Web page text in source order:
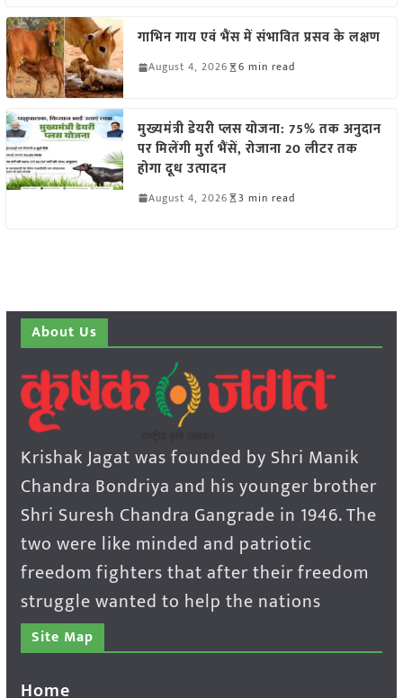
गाभिन गाय एवं भैंस में संभावित प्रसव के लक्षण
August 4, 2026 6 min read
मुख्यमंत्री डेयरी प्लस योजना: 75% तक अनुदान
पर मिलेंगी मुर्रा भैंसें, रोजाना 20 लीटर तक
होगा दूध उत्पादन
August 4, 2026 3 min read
About Us
Krishak Jagat was founded by Shri Manik
Chandra Bondriya and his younger brother
Shri Suresh Chandra Gangrade in 1946. The
two were like minded and patriotic
freedom fighters that after their freedom
struggle wanted to help the nations
Site Map
Home